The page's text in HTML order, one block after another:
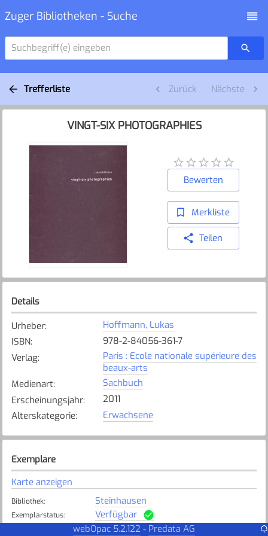
Zuger Bibliotheken - Suche
Suchbegriff(e) eingeben
Trefferliste Zurück Nächste
VINGT-SIX PHOTOGRAPHIES
Bewerten
Merkliste
Teilen
Details
Urheber:
Hoffmann, Lukas
ISBN:
978-2-84056-361-7
Verlag:
Paris : Ecole nationale supérieure des
beaux-arts
Medienart:
Sachbuch
Erscheinungsjahr:
2011
Alterskategorie: Erwachsene
Exemplare
Karte anzeigen
Bibliothek: Steinhausen
Exemplarstatus:
Verfügbar
webOpac 5.2.122 - Predata AG